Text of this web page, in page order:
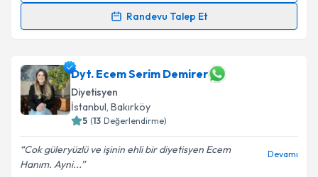
Randevu Talep Et
hazırlandığında e-posta ile bilgilendireceğiz.
E-posta Adresiniz
Kişisel verilerimin işlenmesine ilişkin
Dyt. Ecem Serim Demirer
Diyetisyen
İstanbul, Bakırköy
5 (13 Değerlendirme)
Cok güleryüzlü ve işinin ehli bir diyetisyen Ecem
Hanım. Ayni...
Devamı